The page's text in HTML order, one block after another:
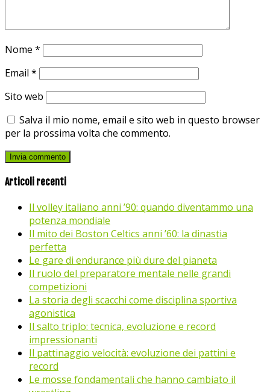
Nome *
Email *
Sito web
Salva il mio nome, email e sito web in questo browser
per la prossima volta che commento.
Articoli recenti
Il volley italiano anni ’90: quando diventammo una
potenza mondiale
Il mito dei Boston Celtics anni ’60: la dinastia
perfetta
Le gare di endurance più dure del pianeta
Il ruolo del preparatore mentale nelle grandi
competizioni
La storia degli scacchi come disciplina sportiva
agonistica
Il salto triplo: tecnica, evoluzione e record
impressionanti
Il pattinaggio velocità: evoluzione dei pattini e
record
Le mosse fondamentali che hanno cambiato il